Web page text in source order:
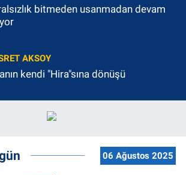
bitmeden usanmadan devam
AKSOY
kendi "Hira"sına dönüşü
06 Ağustos 2025